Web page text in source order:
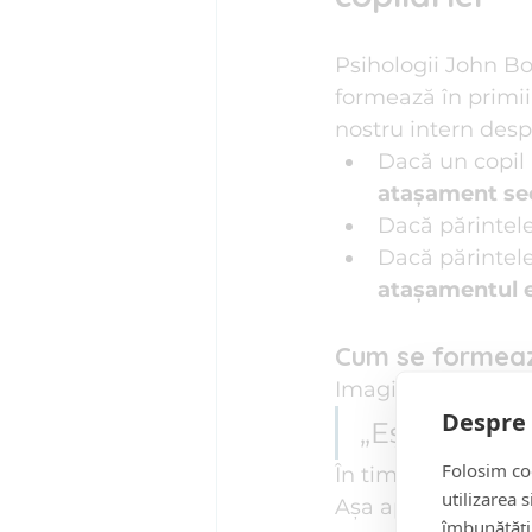
Folosim
utilizarea
Psihologii John
formează în
nostru intern
Dacă un
atașament
Dacă
Dacă
atașamentul
Cum se
Imaginează-ți un
„Ești mare,
În timp, acel copil
Așa apare